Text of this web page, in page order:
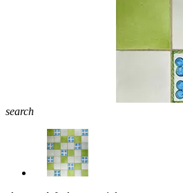
search